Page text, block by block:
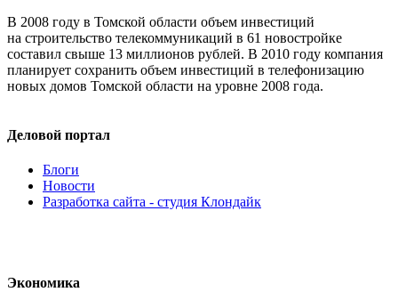
В 2008 году в Томской области объем инвестиций
на строительство телекоммуникаций в 61 новостройке
составил свыше 13 миллионов рублей. В 2010 году компания
планирует сохранить объем инвестиций в телефонизацию
новых домов Томской области на уровне 2008 года.
Деловой портал
Блоги
Новости
Разработка сайта - студия Клондайк
Экономика